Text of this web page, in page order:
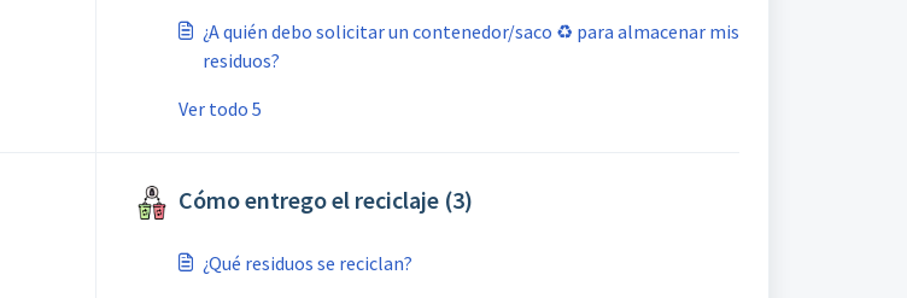
¿A quién debo solicitar un contenedor/saco ♻️ para almacenar mis
residuos?
Ver todo 5
Cómo entrego el reciclaje (3)
¿Qué residuos se reciclan?